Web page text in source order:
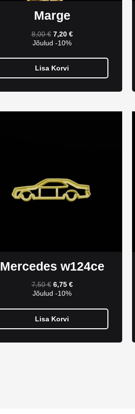
Marge
8,00€ 7,20 €
Jõulud -10%
Lisa Korvi
Mercedes w124ce
7,50€ 6,75 €
Jõulud -10%
Lisa Korvi